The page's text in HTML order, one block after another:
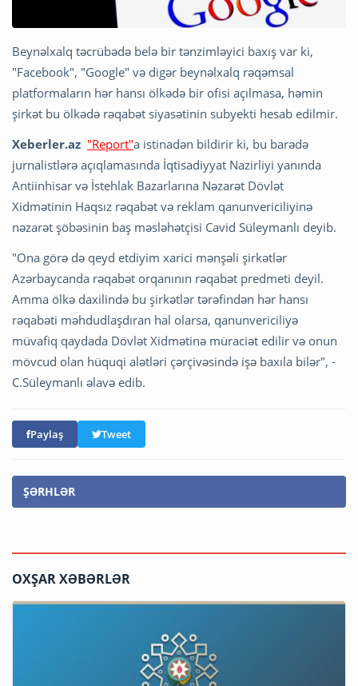
Beynəlxalq təcrübədə belə bir tənzimləyici baxış var ki,
"Facebook", "Google" və digər beynəlxalq rəqəmsal
platformaların hər hansı ölkədə bir ofisi açılmasa, həmin
şirkət bu ölkədə rəqabət siyasətinin subyekti hesab edilmir.
Xeberler.az "Report"a istinadən bildirir ki, bu barədə
jurnalistlərə açıqlamasında İqtisadiyyat Nazirliyi yanında
Antiinhisar və İstehlak Bazarlarına Nəzarət Dövlət
Xidmətinin Haqsız rəqabət və reklam qanunvericiliyinə
nəzarət şöbəsinin baş məsləhətçisi Cavid Süleymanlı deyib.
"Ona görə də qeyd etdiyim xarici mənşəli şirkətlər
Azərbaycanda rəqabət orqanının rəqabət predmeti deyil.
Amma ölkə daxilində bu şirkətlər tərəfindən hər hansı
rəqabəti məhdudlaşdıran hal olarsa, qanunvericiliyə
müvafiq qaydada Dövlət Xidmətinə müraciət edilir və onun
mövcud olan hüquqi alətləri çərçivəsində işə baxıla bilər", -
C.Süleymanlı əlavə edib.
Paylaş Tweet
ŞƏRHLƏR
OXŞAR XƏBƏRLƏR